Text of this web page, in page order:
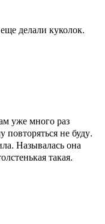
делали куколок.
уже много раз
повторяться не буду.
Называлась она
такая.